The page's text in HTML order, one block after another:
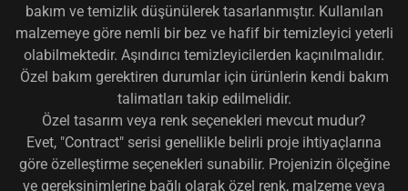
bakım ve temizlik düşünülerek tasarlanmıştır. Kullanılan
malzemeye göre nemli bir bez ve hafif bir temizleyici yeterli
olabilmektedir. Aşındırıcı temizleyicilerden kaçınılmalıdır.
Özel bakım gerektiren durumlar için ürünlerin kendi bakım
talimatları takip edilmelidir.
Özel tasarım veya renk seçenekleri mevcut mudur?
Evet, "Contract" serisi genellikle belirli proje ihtiyaçlarına
göre özelleştirme seçenekleri sunabilir. Projenizin ölçeğine
ve gereksinimlerine bağlı olarak özel renk, malzeme veya